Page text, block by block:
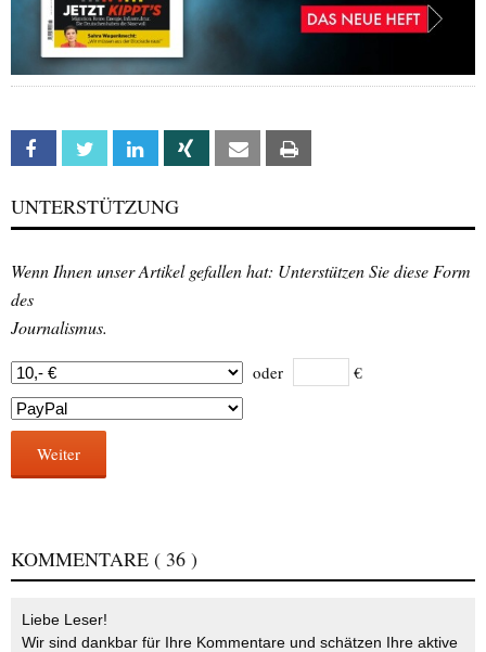
Facebook Twitter Linkedin Xing Email
UNTERSTÜTZUNG
Wenn Ihnen unser Artikel gefallen hat: Unterstützen Sie diese Form
des
Journalismus.
oder €
Weiter
KOMMENTARE ( 36 )
Liebe Leser!
Wir sind dankbar für Ihre Kommentare und schätzen Ihre aktive